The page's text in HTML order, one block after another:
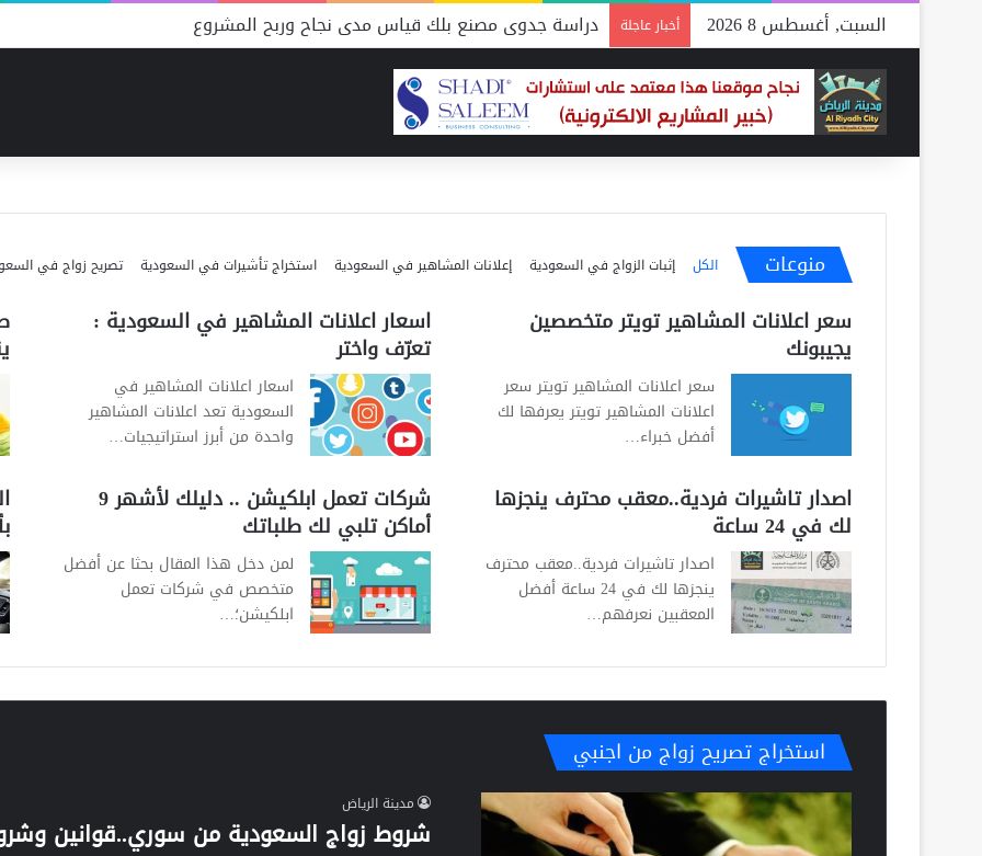
السبت, أغسطس 8 2026 أخبار عاجلة دراسة جدوى مصنع بلك قياس مدى نجاح وربح المشروع
دراسة جدوى مصنع لانجيرى عائد ربحي وفير
دراسة جدوى مصنع بن دراسة للعملاء والمنافسين
دراسة جدوى مصنع شحوم التكاليف والموارد ونسبة النجاح
دراسة جدوى مصنع جبنة كيف تحسب الطاقة الإنتاجية؟
دراسة جدوى مصنع شامبو دراسة شاملة لاحتياجات المشروع
دراسة جدوى مصنع بلك قياس مدى نجاح وربح المشروع
منوعات الكل إثبات الزواج في السعودية إعلانات المشاهير في السعودية استخراج تأشيرات في السعودية تصريح زواج في
سعر اعلانات المشاهير تويتر متخصصين
يجيبونك
سعر اعلانات المشاهير تويتر سعر
اعلانات المشاهير تويتر يعرفها لك
أفضل خبراء…
اسعار اعلانات المشاهير في السعودية :
تعرّف واختر
اسعار اعلانات المشاهير في
السعودية تعد اعلانات المشاهير
واحدة من أبرز استراتيجيات…
اصدار تاشيرات فردية..معقب محترف ينجزها
لك في 24 ساعة
اصدار تاشيرات فردية..معقب محترف
ينجزها لك في 24 ساعة أفضل
المعقبين نعرفهم…
شركات تعمل ابلكيشن .. دليلك لأشهر 9
أماكن تلبي لك طلباتك
لمن دخل هذا المقال بحثا عن أفضل
متخصص في شركات تعمل
ابلكيشن؛…
استخراج تصريح زواج من اجنبي
مدينة الرياض
شروط زواج السعودية من سوري..قوانين